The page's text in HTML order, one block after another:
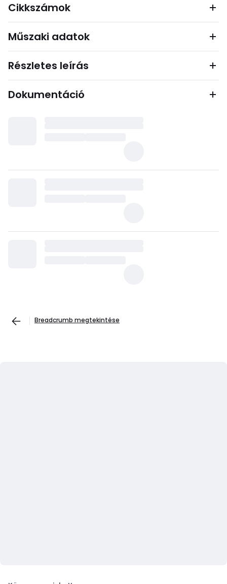
Cikkszámok
Műszaki adatok
Részletes leírás
Dokumentáció
Breadcrumb megtekintése